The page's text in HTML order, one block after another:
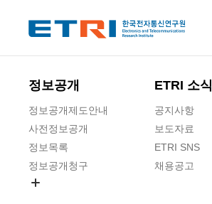
정보공개
정보공개제도안내
사전정보공개
정보목록
정보공개청구
ETRI 소식
공지사항
보도자료
ETRI SNS
채용공고